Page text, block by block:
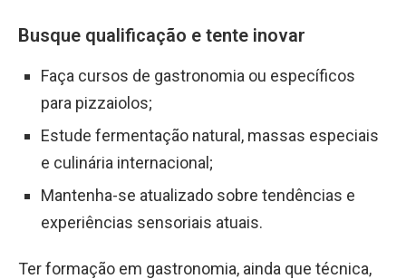
Busque qualificação e tente inovar
Faça cursos de gastronomia ou específicos
para pizzaiolos;
Estude fermentação natural, massas especiais
e culinária internacional;
Mantenha-se atualizado sobre tendências e
experiências sensoriais atuais.
Ter formação em gastronomia, ainda que técnica,